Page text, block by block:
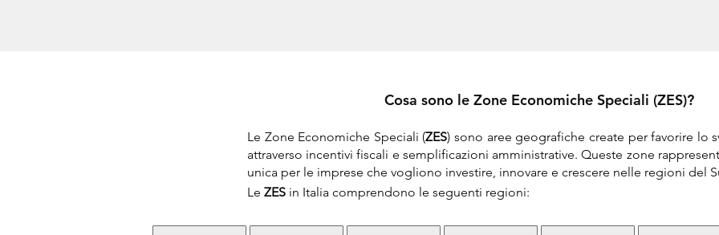
Cosa sono le Zone Economiche Speciali (ZES)?
Le Zone Economiche Speciali (ZES) sono aree geografiche create per favorire lo
attraverso incentivi fiscali e semplificazioni amministrative. Queste zone
unica per le imprese che vogliono investire, innovare e crescere nelle regioni del
Le ZES in Italia comprendono le seguenti regioni: